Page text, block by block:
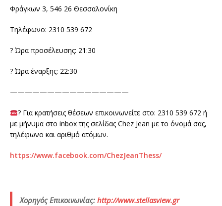
Φράγκων 3, 546 26 Θεσσαλονίκη
Τηλέφωνο: 2310 539 672
? Ώρα προσέλευσης: 21:30
? Ώρα έναρξης: 22:30
————————————————
? Για κρατήσεις θέσεων επικοινωνείτε στο: 2310 539 672 ή
με μήνυμα στο inbox της σελίδας Chez Jean με το όνομά σας,
τηλέφωνο και αριθμό ατόμων.
https://www.facebook.com/ChezJeanThess/
Χορηγός Επικοινωνίας: http://www.stellasview.gr